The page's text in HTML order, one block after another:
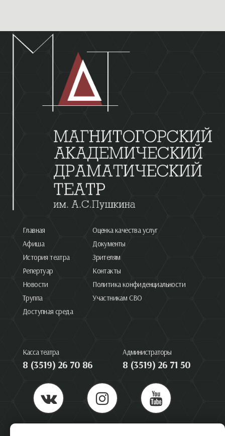
Главная
Афиша
История театра
Репертуар
Новости
Труппа
Доступная среда
Оценка качества услуг
Документы
Зрителям
Контакты
Политика конфиденциальности
Участникам СВО
Касса театра
8 (3519) 26 70 86
Администраторы
8 (3519) 26 71 50